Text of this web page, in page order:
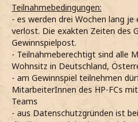
Teilnahmebedingungen:
- es werden drei Wochen lang je
verlost. Die exakten Zeiten des
Gewinnspielpost.
- Teilnahmeberechtigt sind alle
Wohnsitz in Deutschland,
- am Gewinnspiel teilnehmen
MitarbeiterInnen des HP-FCs
Teams
- aus Datenschutzgründen ist